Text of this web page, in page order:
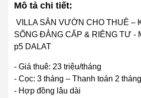
Mô tả chi tiết:
VILLA SÂN VƯỜN CHO THUÊ –
SỐNG ĐẲNG CẤP & RIÊNG TƯ -
p5 DALAT
- Giá thuê: 23 triệu/tháng
- Cọc: 3 tháng – Thanh toán 2
- Hợp đồng lâu dài